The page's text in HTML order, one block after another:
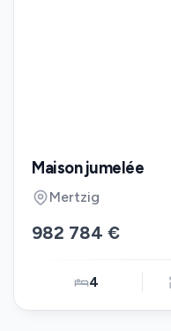
Maison jumelée
Mertzig
982 784 €
4